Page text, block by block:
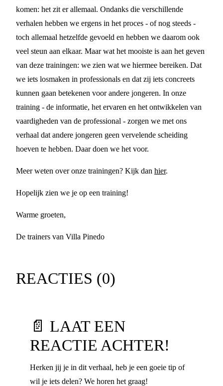
komen: het zit er allemaal. Ondanks die verschillende
verhalen hebben we ergens in het proces - of nog steeds -
toch allemaal hetzelfde gevoeld en hebben we daarom ook
veel steun aan elkaar. Maar wat het mooiste is aan het geven
van deze trainingen: we zien wat we hiermee bereiken. Dat
we iets losmaken in professionals en dat zij iets concreets
kunnen gaan betekenen voor andere jongeren. In onze
training - de informatie, het ervaren en het ontwikkelen van
vaardigheden van de professional - zorgen we met ons
verhaal dat andere jongeren geen vervelende scheiding
hoeven te hebben. Daar doen we het voor.
Meer weten over onze trainingen? Kijk dan hier.
Hopelijk zien we je op een training!
Warme groeten,
De trainers van Villa Pinedo
REACTIES (0)
📄 LAAT EEN
REACTIE ACHTER!
Herken jij je in dit verhaal, heb je een goeie tip of
wil je iets delen? We horen het graag!